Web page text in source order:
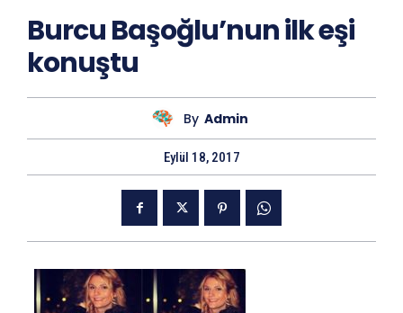
Burcu Başoğlu’nun ilk eşi
konuştu
By Admin
Eylül 18, 2017